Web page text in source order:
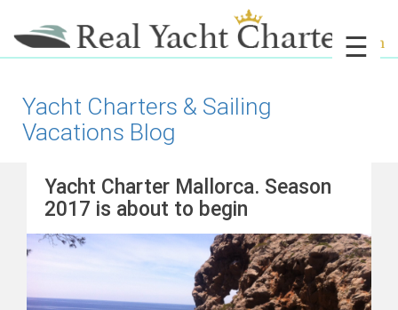
☰
Yacht Charters & Sailing
Vacations Blog
Yacht Charter Mallorca. Season
2017 is about to begin